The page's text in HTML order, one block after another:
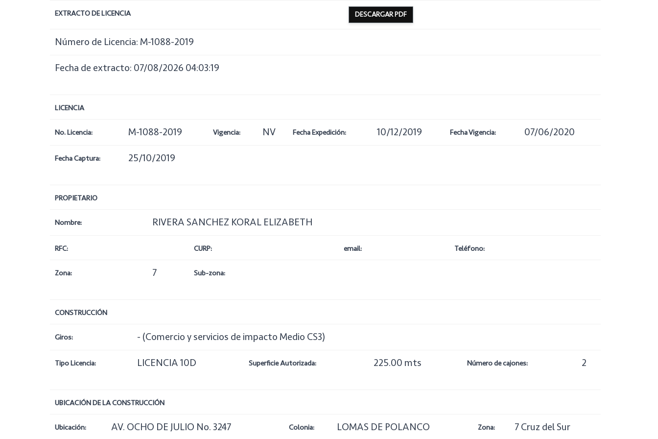
EXTRACTO DE LICENCIA DESCARGAR PDF
Número de Licencia: M-1088-2019
Fecha de extracto: 07/08/2026 04:03:19
LICENCIA
No. Licencia: M-1088-2019 Vigencia: NV Fecha Expedición: 10/12/2019 Fecha Vigencia: 07/06/2020
Fecha Captura: 25/10/2019
PROPIETARIO
Nombre: RIVERA SANCHEZ KORAL ELIZABETH
RFC: CURP: email: Teléfono:
Zona: 7 Sub-zona:
CONSTRUCCIÓN
Giros: - (Comercio y servicios de impacto Medio CS3)
Tipo Licencia: LICENCIA 10D Superficie Autorizada: 225.00 mts Número de cajones: 2
UBICACIÓN DE LA CONSTRUCCIÓN
Ubicación: AV. OCHO DE JULIO No. 3247 Colonia: LOMAS DE POLANCO Zona: 7 Cruz del Sur